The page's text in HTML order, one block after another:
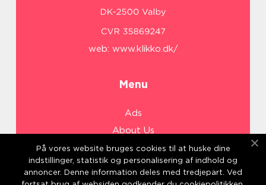
web: www.klikko.dk/
Menu
Ads
About Us
Cookies
Contact
Sitemap
På vores website bruges cookies til at huske dine
indstillinger, statistik og personalisering af indhold og
annoncer. Denne information deles med tredjepart. Ved